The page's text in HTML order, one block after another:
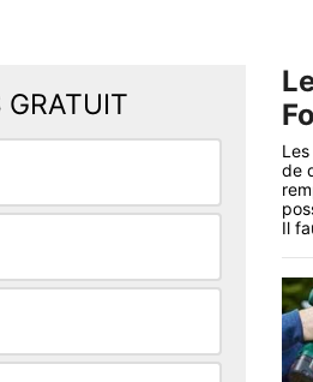
GRATUIT
de
Il